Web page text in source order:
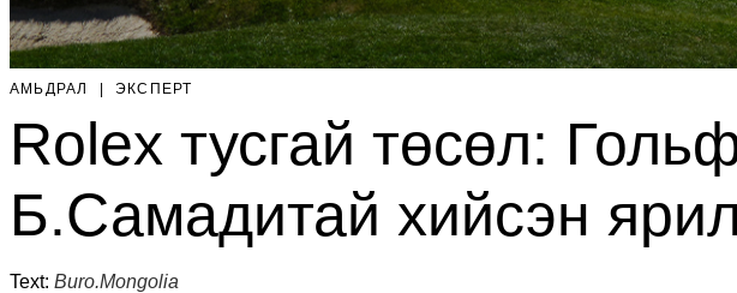
АМЬДРАЛ | ЭКСПЕРТ
Rolex тусгай төсөл:
Б.Самадитай хийсэн
Text: Buro.Mongolia